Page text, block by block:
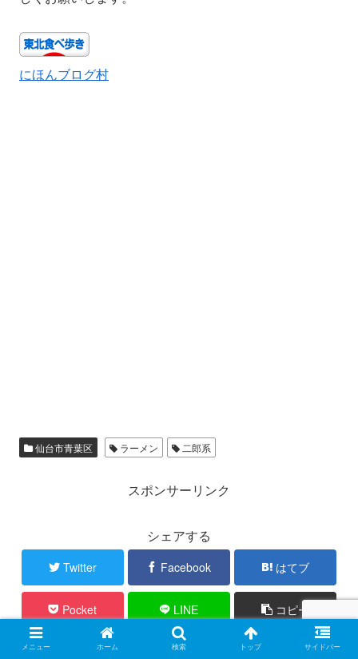
にほんブログ村
仙台市青葉区 ラーメン 二郎系
スポンサーリンク
シェアする
Twitter Facebook はてブ
Pocket LINE コピー
メニュー ホーム 検索 トップ サイドバー